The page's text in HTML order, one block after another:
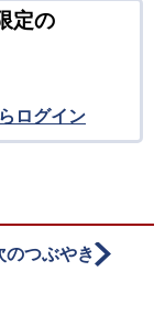
定の
ログイン
のつぶやき